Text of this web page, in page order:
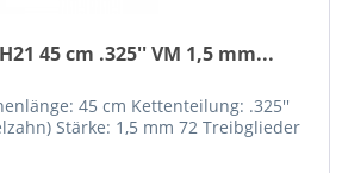
45 cm .325'' VM 1,5 mm...
45 cm Kettenteilung: .325''
Stärke: 1,5 mm 72 Treibglieder